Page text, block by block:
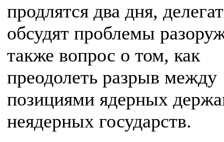
продлятся два дня,
обсудят проблемы
также вопрос о том, как
преодолеть разрыв между
позициями ядерных
неядерных государств.